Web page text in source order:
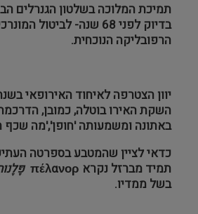
תמיכת המלוכה בשלטון הגנרלים
בדיוק לפני 68 שנה- לביטול
הרפובליקה הנוכחית.
השקת האירו בוטלה, כמובן,
באתונה ומשמעותה 'חופן','מה שכף
כדאי לציין שהמטבע בספרטה
תמיד מברזל נקרא πέλανορ
בשל ממדיו.